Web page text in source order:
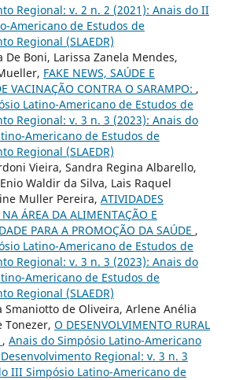
Regional: v. 2 n. 2 (2021): Anais do II
Americano de Estudos de
Regional (SLAEDR)
De Boni, Larissa Zanela Mendes,
FAKE NEWS, SAÚDE E
VACINAÇÃO CONTRA O SARAMPO: ,
Latino-Americano de Estudos de
Regional: v. 3 n. 3 (2023): Anais do
Americano de Estudos de
Regional (SLAEDR)
Vieira, Sandra Regina Albarello,
Waldir da Silva, Lais Raquel
Muller Pereira, ATIVIDADES
NA ÁREA DA ALIMENTAÇÃO E
PARA A PROMOÇÃO DA SAÚDE ,
Latino-Americano de Estudos de
Regional: v. 3 n. 3 (2023): Anais do
Americano de Estudos de
Regional (SLAEDR)
Smaniotto de Oliveira, Arlene Anélia
Tonezer, O DESENVOLVIMENTO RURAL
, Anais do Simpósio Latino-Americano
Regional: v. 3 n. 3
III Simpósio Latino-Americano de